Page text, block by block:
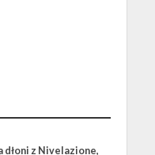
dłoni z Nivelazione,